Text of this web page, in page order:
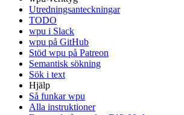
Utredningsanteckningar
TODO
wpu i Slack
wpu på GitHub
Stöd wpu på Patreon
Semantisk sökning
Sök i text
Hjälp
Så funkar wpu
Alla instruktioner